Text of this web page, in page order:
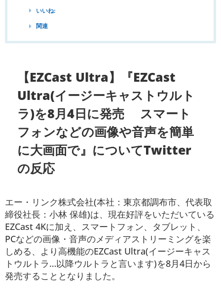
いいね:
関連
【EZCast Ultra】『EZCast
Ultra(イージーキャストウルト
ラ)を8月4日に発売 スマート
フォンなどの画像や音声を簡単
に大画面で』についてTwitter
の反応
エー・リンク株式会社(本社：東京都調布市、代表取
締役社長：小林 保雄)は、現在好評をいただいている
EZCast 4Kに加え、スマートフォン、タブレット、
PCなどの画像・音声のメディアストリーミングを楽
しめる、より高機能のEZCast Ultra(イージーキャス
トウルトラ…以降ウルトラと言います)を8月4日から
発売することとなりました。